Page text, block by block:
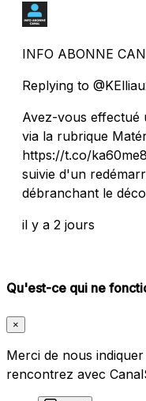
INFO ABONNE
Replying to
Avez-vous effectué
via la rubrique
https://t.co/
suivie d'un
débranchant le
il y a 2 jours
Qu'est-ce qui ne
×
Merci de nous
rencontrez avec